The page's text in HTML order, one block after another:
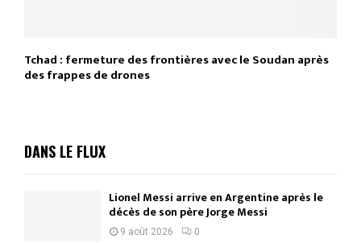
Tchad : fermeture des frontières avec le Soudan après
des frappes de drones
DANS LE FLUX
Lionel Messi arrive en Argentine après le
décès de son père Jorge Messi
9 août 2026 0